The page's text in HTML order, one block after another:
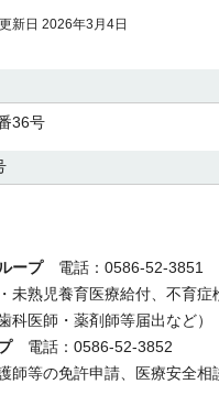
新日 2026年3月4日
36号
ープ 電話：0586-52-3851
未熟児養育医療給付、不育症
科医師・薬剤師等届出など）
プ 電話：0586-52-3852
師等の免許申請、医療安全相